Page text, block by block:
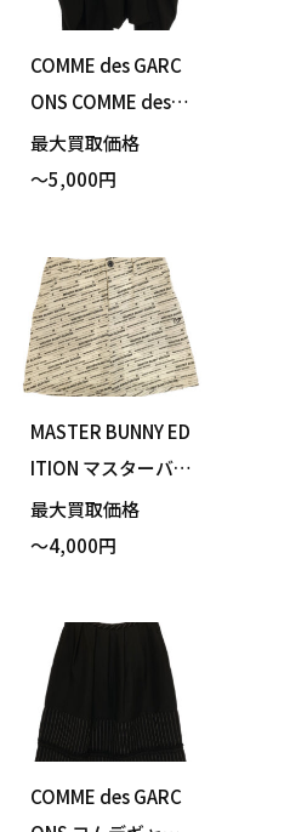
COMME des GARC
ONS COMME des G
ARCONS コムデギ
ャルソン RH-P009
い取りました！
最大買取価格
～5,000円
MASTER BUNNY ED
ITION マスターバニ
ーエディション 75
9-0234906 バイヤ
サイズ1 買い取りま
した！
最大買取価格
～4,000円
COMME des GARC